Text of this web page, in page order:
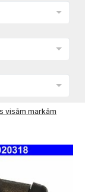
visām markām